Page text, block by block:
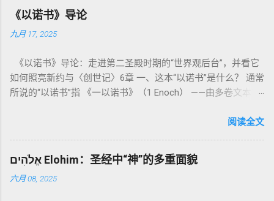
为我耶和华你们的神是圣洁的。”（利未记19:2） 这节经文构成
整卷书的中心神学。希伯来文“קָדוֹשׁ”（kadosh）不仅意味着道
德上的圣洁，更意味着“分别出来”、“归属于神”。 《利未记》教
中活出“圣洁”。圣洁不仅是内心态度，更是生活方式。 二、献
祭制度：与神相交的通道 前七章详细描述五种祭： 燔祭
（olah）：全然献上，象征奉献与赎罪； 素祭 （minchah）：
团契的象征； 赎罪祭 （chatat）：针对无意之罪的遮盖； 赎愆
祭 （asham）：针对特定罪行的赔偿与赎回。 这些制度不是单
纯宗教仪式，而是 神提供给罪人恢复关系的方式 。 希伯来文
祂的子民得洁净并维系同在。 三、祭司制度与敬拜秩序 亚伦与
《以诺书》导论
九月 17, 2025
《以诺书》导论：走进第二圣殿时期的“世界观后台”，并看它
如何照亮新约与〈创世记〉6章 一、这本“以诺书”是什么？ 通常
所说的“以诺书”指 《一以诺书》（1 Enoch） ——由多卷文本构
世纪），虽不在犹太/基督教主流正典之内（ 埃塞俄比亚正教
吉兹语（埃塞俄比亚语） 保存， 死海古卷 出土了多份 阿拉姆
语 残卷，另有 希腊文 片段，显示其广泛流传。 《一以诺书》
大体由五部分组成（作者与年代各异）： 《守望者之书》（1–
阅读全文
אֱלֹהִים Elohim：圣经中“神”的多重面貌
六月 08, 2025